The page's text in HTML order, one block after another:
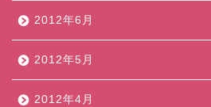
2012年6月
2012年5月
2012年4月